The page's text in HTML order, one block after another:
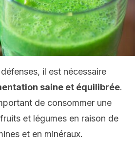
il est nécessaire
saine et équilibrée.
de consommer une
et légumes en raison de
et en minéraux.